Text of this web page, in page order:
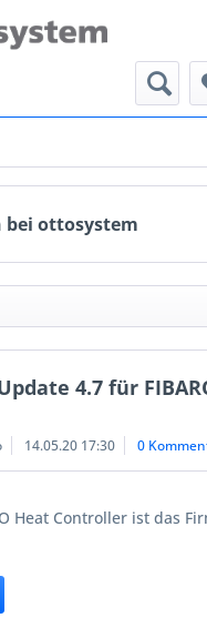
bei ottosystem
4.7 für
14.05.20 17:30 0
Heat Controller ist das